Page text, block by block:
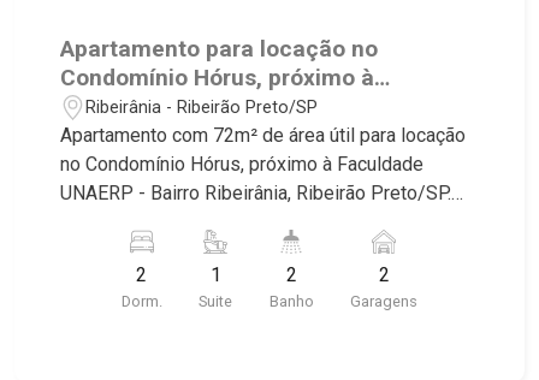
Apartamento para locação no
Condomínio Hórus, próximo à
Faculdade UNAERP - Ribeirão Preto/SP.
Ribeirânia - Ribeirão Preto/SP
Apartamento com 72m² de área útil para locação
no Condomínio Hórus, próximo à Faculdade
UNAERP - Bairro Ribeirânia, Ribeirão Preto/SP.
Martinelli Imobiliária selecionou para você: -
72m² de área útil - 2 dormitórios com armários
sendo 1 suíte - Banheiro social - Sala 2
2
Dorm.
1
Suite
2
Banho
2
Garagens